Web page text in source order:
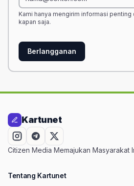
Kami hanya mengirim informasi penting
kapan saja.
Berlangganan
Kartunet
Citizen Media Memajukan Masyarakat
Tentang Kartunet